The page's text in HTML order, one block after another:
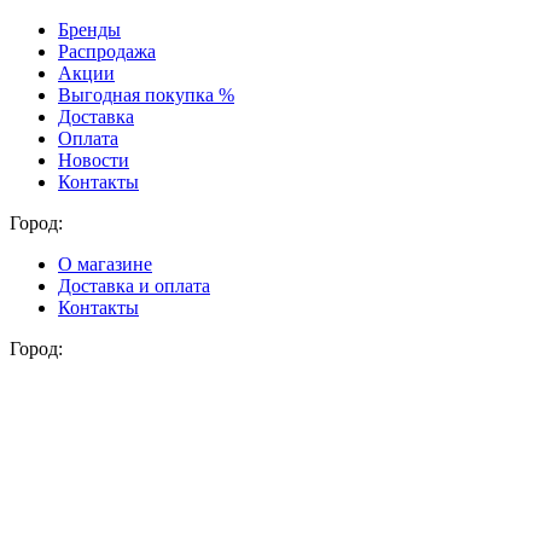
Бренды
Распродажа
Акции
Выгодная покупка %
Доставка
Оплата
Новости
Контакты
Город:
О магазине
Доставка и оплата
Контакты
Город: